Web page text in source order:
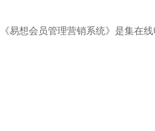
《易想会员管理营销系统》是集在